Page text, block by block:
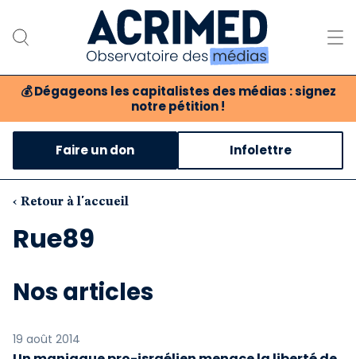
💰 Dégageons les capitalistes des médias : signez
notre pétition !
Notre association
Notre critique des médias
Nos propositions
Boutique
Faire un don Infolettre
‹ Retour à l'accueil
Rue89
Nos articles
19 août 2014